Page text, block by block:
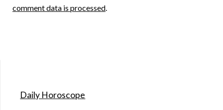
comment data is processed.
Daily Horoscope